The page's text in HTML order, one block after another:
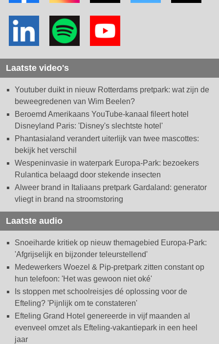
Laatste video's
Youtuber duikt in nieuw Rotterdams pretpark: wat zijn de
beweegredenen van Wim Beelen?
Beroemd Amerikaans YouTube-kanaal fileert hotel
Disneyland Paris: 'Disney's slechtste hotel'
Phantasialand verandert uiterlijk van twee mascottes:
bekijk het verschil
Wespeninvasie in waterpark Europa-Park: bezoekers
Rulantica belaagd door stekende insecten
Alweer brand in Italiaans pretpark Gardaland: generator
vliegt in brand na stroomstoring
Laatste audio
Snoeiharde kritiek op nieuw themagebied Europa-Park:
'Afgrijselijk en bijzonder teleurstellend'
Medewerkers Woezel & Pip-pretpark zitten constant op
hun telefoon: 'Het was gewoon niet oké'
Is stoppen met schoolreisjes dé oplossing voor de
Efteling? 'Pijnlijk om te constateren'
Efteling Grand Hotel genereerde in vijf maanden al
evenveel omzet als Efteling-vakantiepark in een heel
jaar